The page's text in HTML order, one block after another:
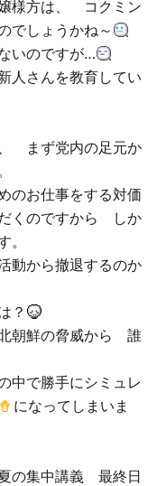
嬢様方は、 コクミン
でしょうかね～
いのですが…
さんを教育してい
まず党内の足元か
お仕事をする対価
くのですから しか
。
から撤退するのか
？
朝鮮の脅威から 誰
で勝手にシミュレ
になってしまいま
の集中講義 最終日